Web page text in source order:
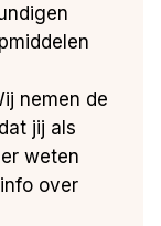
nemen de
jij als
weten
over